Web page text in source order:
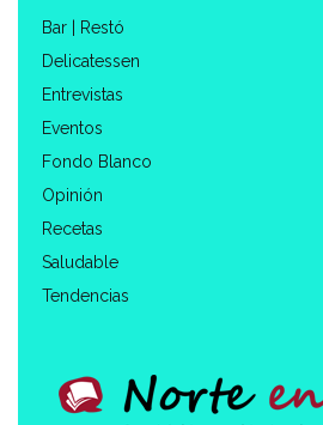
Bar | Restó
Delicatessen
Entrevistas
Eventos
Fondo Blanco
Opinión
Recetas
Saludable
Tendencias